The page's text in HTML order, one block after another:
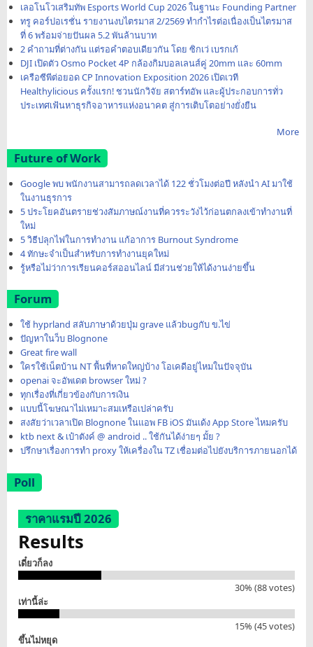
เลอโนโวเสริมทัพ Esports World Cup 2026 ในฐานะ Founding Partner
ทรู คอร์ปอเรชั่น รายงานงบไตรมาส 2/2569 ทำกำไรต่อเนื่องเป็นไตรมาส
ที่ 6 พร้อมจ่ายปันผล 5.2 พันล้านบาท
2 คำถามที่ต่างกัน แต่รอคำตอบเดียวกัน โดย ซิกเว่ เบรกเก้
DJI เปิดตัว Osmo Pocket 4P กล้องกิมบอลเลนส์คู่ 20mm และ 60mm
เครือซีพีต่อยอด CP Innovation Exposition 2026 เปิดเวที
Healthylicious ครั้งแรก! ชวนนักวิจัย สตาร์ทอัพ และผู้ประกอบการทั่ว
ประเทศเฟ้นหาธุรกิจอาหารแห่งอนาคต สู่การเติบโตอย่างยั่งยืน
More
Future of Work
Google พบ พนักงานสามารถลดเวลาได้ 122 ชั่วโมงต่อปี หลังนำ AI มาใช้
ในงานธุรการ
5 ประโยคอันตรายช่วงสัมภาษณ์งานที่ควรระวังไว้ก่อนตกลงเข้าทำงานที่
ใหม่
5 วิธีปลุกไฟในการทำงาน แก้อาการ Burnout Syndrome
4 ทักษะจำเป็นสำหรับการทำงานยุคใหม่
รู้หรือไม่ว่าการเรียนคอร์สออนไลน์ มีส่วนช่วยให้ได้งานง่ายขึ้น
Forum
ใช้ hyprland สลับภาษาด้วยปุ่ม grave แล้วbugกับ ข.ไข่
ปัญหาในว็บ Blognone
Great fire wall
ใครใช้เน็ตบ้าน NT พื้นที่หาดใหญ่บ้าง โอเคดีอยู่ไหมในปัจจุบัน
openai จะอัพเดต browser ใหม่ ?
ทุกเรื่องที่เกี่ยวข้องกับการเงิน
แบบนี้โฆษณาไม่เหมาะสมเหรือเปล่าครับ
สงสัยว่าเวลาเปิด Blognone ในแอพ FB iOS มันเด้ง App Store ไหมครับ
ktb next & เป๋าตังค์ @ android .. ใช้กันได้ง่ายๆ มั้ย ?
ปรึกษาเรื่องการทำ proxy ให้เครื่องใน TZ เชื่อมต่อไปยังบริการภายนอกได้
Poll
ราคาแรมปี 2026
Results
เดี๋ยวก็ลง
30% (88 votes)
เท่านี้ล่ะ
15% (45 votes)
ขึ้นไม่หยุด